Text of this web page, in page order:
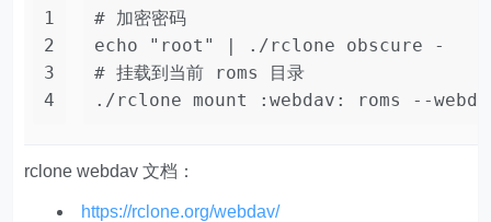
1
2
3
4
# 加密密码
echo
"root"
| ./rclone obscure -
# 挂载到当前 roms 目录
./rclone mount :webdav: roms --
rclone webdav 文档：
https://rclone.org/webdav/